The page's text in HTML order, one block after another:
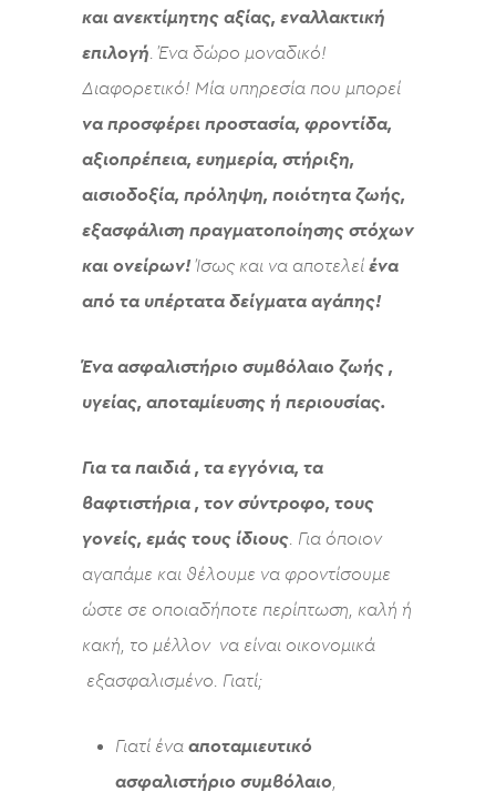
και ανεκτίμητης αξίας, εναλλακτική
επιλογή. Ένα δώρο μοναδικό!
Διαφορετικό! Μία υπηρεσία που μπορεί
να προσφέρει προστασία, φροντίδα,
αξιοπρέπεια, ευημερία, στήριξη,
αισιοδοξία, πρόληψη, ποιότητα ζωής,
εξασφάλιση πραγματοποίησης στόχων
και ονείρων!Ίσως και να αποτελεί ένα
από τα υπέρτατα δείγματα αγάπης!
Ένα ασφαλιστήριο συμβόλαιο ζωής ,
υγείας, αποταμίευσης ή περιουσίας.
Για τα παιδιά , τα εγγόνια, τα
βαφτιστήρια , τον σύντροφο, τους
γονείς, εμάς τους ίδιους. Για όποιον
αγαπάμε και θέλουμε να φροντίσουμε
ώστε σε οποιαδήποτε περίπτωση, καλή ή
κακή, το μέλλον να είναι οικονομικά
εξασφαλισμένο. Γιατί;
Γιατί ένα αποταμιευτικό
ασφαλιστήριο συμβόλαιο,